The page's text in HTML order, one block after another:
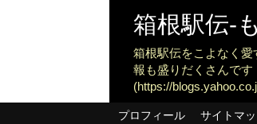
箱根駅伝-
箱根駅伝をこよなく
報も盛りだくさんで
(https://
プロフィール サイトマ